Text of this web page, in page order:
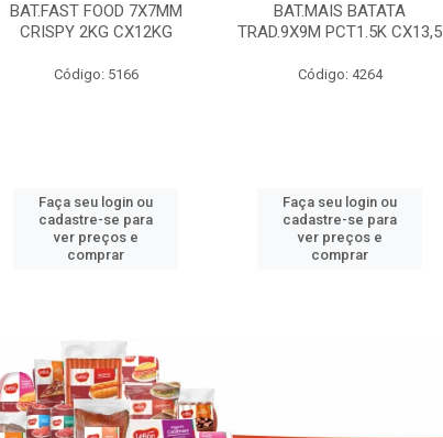
BAT.FAST FOOD 7X7MM
CRISPY 2KG CX12KG
Código: 5166
Faça seu login ou
cadastre-se para
ver preços e
comprar
BAT.MAIS BATATA
TRAD.9X9M PCT1.5K CX13,5
Código: 4264
Faça seu login ou
cadastre-se para
ver preços e
comprar